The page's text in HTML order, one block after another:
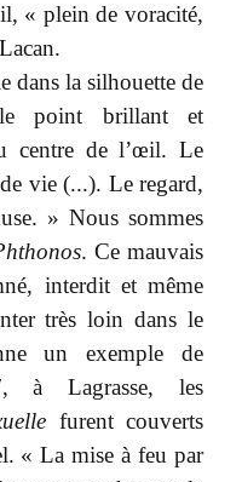
« plein de voracité,
dans la silhouette de
point brillant et
centre de l’œil. Le
vie (...). Le regard,
» Nous sommes
. Ce mauvais
interdit et même
très loin dans le
un exemple de
à Lagrasse, les
furent couverts
« La mise à feu par